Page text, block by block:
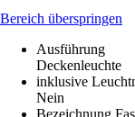
Bereich überspringen
Ausführung
Deckenleuchte
inklusive
Nein
Bezeichnung